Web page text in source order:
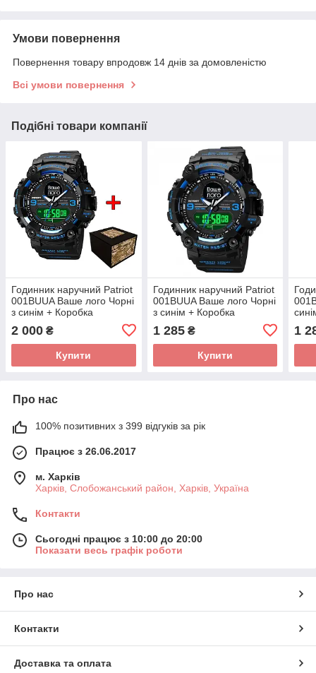
Умови повернення
Повернення товару впродовж 14 днів за домовленістю
Всі умови повернення
Подібні товари компанії
Годинник наручний Patriot
001BUUA Ваше лого Чорні
з синім + Коробка
2 000 ₴
Купити
Годинник наручний Patriot
001BUUA Ваше лого Чорні
з синім + Коробка
1 285₴
Купити
1
Про нас
100% позитивних з 399 відгуків за рік
Працює з 26.06.2017
м. Харків
Харків, Слобожанський район, Харків, Україна
Контакти
Сьогодні працює з 10:00 до 20:00
Показати весь графік роботи
Про нас
Контакти
Доставка та оплата